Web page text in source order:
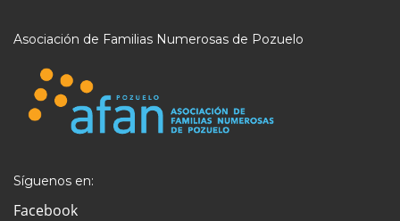
Asociación de Familias Numerosas de Pozuelo
Síguenos en:
Facebook